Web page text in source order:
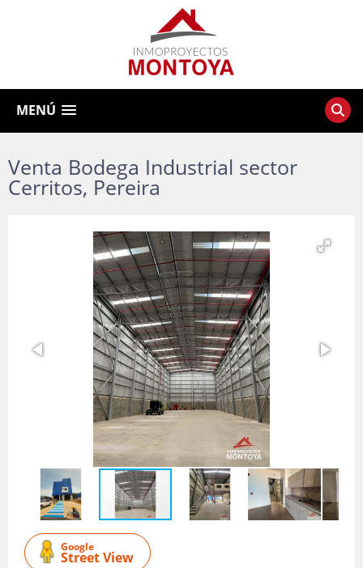
MENÚ
Venta Bodega Industrial sector
Cerritos, Pereira
Google
Street View